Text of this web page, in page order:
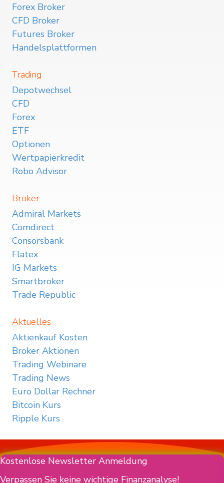
Forex Broker
CFD Broker
Futures Broker
Handelsplattformen
Trading
Depotwechsel
CFD
Forex
ETF
Optionen
Wertpapierkredit
Robo Advisor
Broker
Admiral Markets
Comdirect
Consorsbank
Flatex
IG Markets
Smartbroker
Trade Republic
Aktuelles
Aktienkauf Kosten
Broker Aktionen
Trading Webinare
Trading News
Euro Dollar Rechner
Bitcoin Kurs
Ripple Kurs
Kostenlose Newsletter Anmeldung
Verpassen Sie keine wichtige Finanzanalyse!